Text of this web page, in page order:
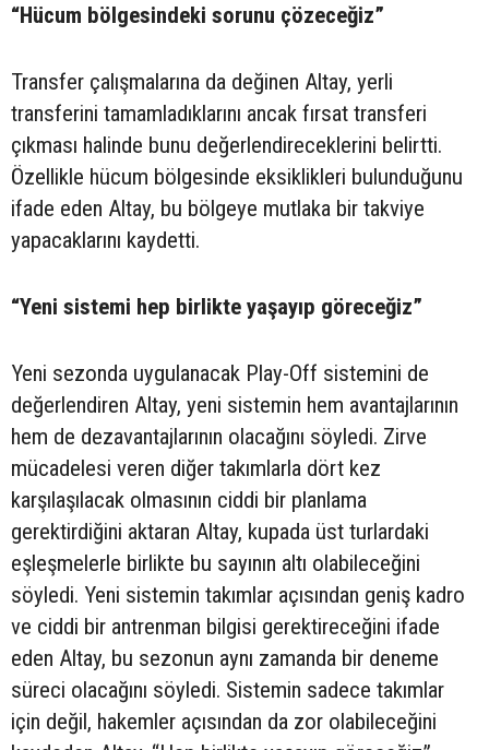
“Hücum bölgesindeki sorunu çözeceğiz”
Transfer çalışmalarına da değinen Altay, yerli
transferini tamamladıklarını ancak fırsat transferi
çıkması halinde bunu değerlendireceklerini belirtti.
Özellikle hücum bölgesinde eksiklikleri bulunduğunu
ifade eden Altay, bu bölgeye mutlaka bir takviye
yapacaklarını kaydetti.
“Yeni sistemi hep birlikte yaşayıp göreceğiz”
Yeni sezonda uygulanacak Play-Off sistemini de
değerlendiren Altay, yeni sistemin hem avantajlarının
hem de dezavantajlarının olacağını söyledi. Zirve
mücadelesi veren diğer takımlarla dört kez
karşılaşılacak olmasının ciddi bir planlama
gerektirdiğini aktaran Altay, kupada üst turlardaki
eşleşmelerle birlikte bu sayının altı olabileceğini
söyledi. Yeni sistemin takımlar açısından geniş kadro
ve ciddi bir antrenman bilgisi gerektireceğini ifade
eden Altay, bu sezonun aynı zamanda bir deneme
süreci olacağını söyledi. Sistemin sadece takımlar
için değil, hakemler açısından da zor olabileceğini